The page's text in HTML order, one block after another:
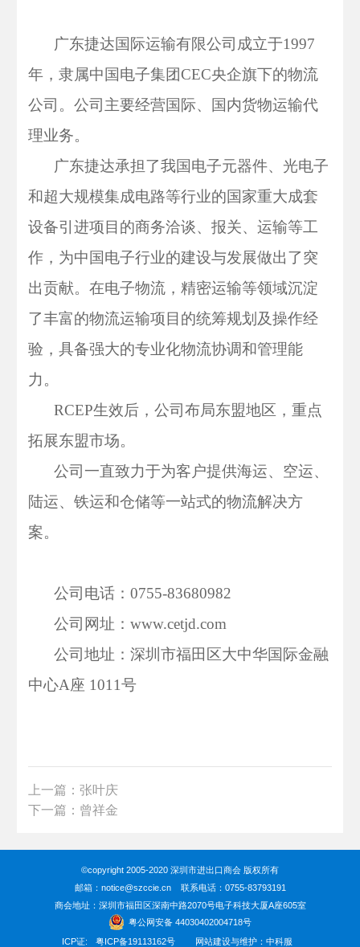
广东捷达国际运输有限公司成立于1997
年，隶属中国电子集团CEC央企旗下的物流
公司。公司主要经营国际、国内货物运输代
理业务。
广东捷达承担了我国电子元器件、光电子
和超大规模集成电路等行业的国家重大成套
设备引进项目的商务洽谈、报关、运输等工
作，为中国电子行业的建设与发展做出了突
出贡献。在电子物流，精密运输等领域沉淀
了丰富的物流运输项目的统筹规划及操作经
验，具备强大的专业化物流协调和管理能
力。
RCEP生效后，公司布局东盟地区，重点
拓展东盟市场。
公司一直致力于为客户提供海运、空运、
陆运、铁运和仓储等一站式的物流解决方
案。
公司电话： 0755-83680982
公司网址： www.cetjd.com
公司地址： 深圳市福田区大中华国际金融
中心A座 1011号
上一篇：​张叶庆
下一篇：曾祥金
©copyright 2005-2020 深圳市进出口商会 版权所有
邮箱：notice@szccie.cn 联系电话：0755-83793191
商会地址：深圳市福田区深南中路2070号电子科技大厦A座605室
粤公网安备 44030402004718号
ICP证:
粤ICP备19113162号 网站建设与维护：中科服